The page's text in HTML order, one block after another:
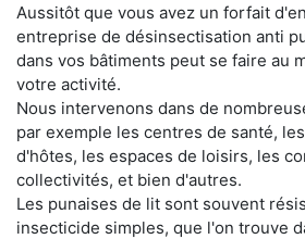
Aussitôt que vous avez un forfait
entreprise de désinsectisation anti
dans vos bâtiments peut se faire au
votre activité.
Nous intervenons dans de
par exemple les centres de santé,
d'hôtes, les espaces de loisirs, les
collectivités, et bien d'autres.
Les punaises de lit sont souvent
insecticide simples, que l'on trouve